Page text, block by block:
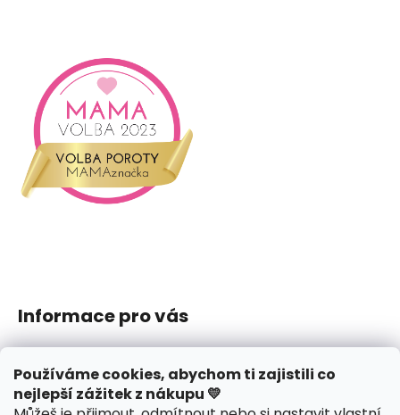
Používáme cookies, abychom ti zajistili co
nejlepší zážitek z nákupu 💛
Informace pro vás
Jak nakupovat
Obchodní podmínky
Podmínky ochrany osobních údajů